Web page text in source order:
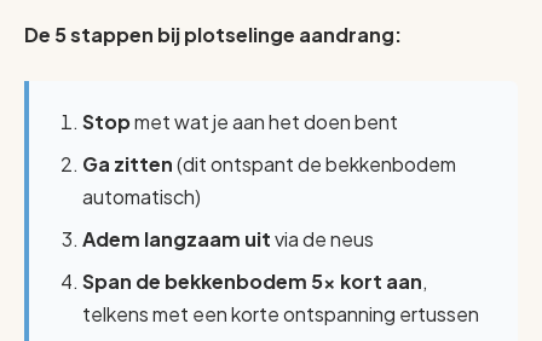
De 5 stappen bij plotselinge aandrang:
Stopmet wat je aan het doen bent
Ga zitten(dit ontspant de bekkenbodem
automatisch)
Adem langzaam uitvia de neus
Span de bekkenbodem 5x kort aan,
telkens met een korte ontspanning ertussen